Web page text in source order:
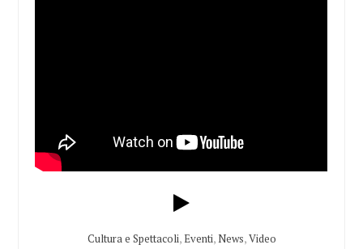
Cultura e Spettacoli,Eventi,News,Video